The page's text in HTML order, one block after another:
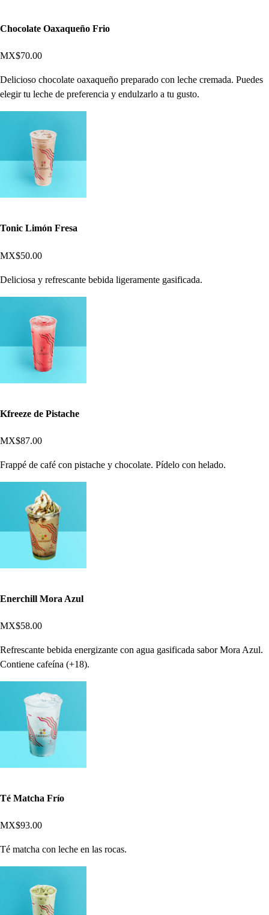
Chocolate Oaxaqueño Frio
MX$70.00
Delicioso chocolate oaxaqueño preparado con leche cremada. Puedes
elegir tu leche de preferencia y endulzarlo a tu gusto.
Tonic Limón Fresa
MX$50.00
Deliciosa y refrescante bebida ligeramente gasificada.
Kfreeze de Pistache
MX$87.00
Frappé de café con pistache y chocolate. Pídelo con helado.
Enerchill Mora Azul
MX$58.00
Refrescante bebida energizante con agua gasificada sabor Mora Azul.
Contiene cafeína (+18).
Té Matcha Frío
MX$93.00
Té matcha con leche en las rocas.